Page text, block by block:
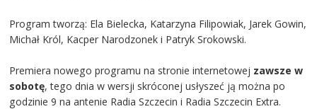
Program tworzą: Ela Bielecka, Katarzyna Filipowiak, Jarek Gowin,
Michał Król, Kacper Narodzonek i Patryk Srokowski.
Premiera nowego programu na stronie internetowej zawsze w
sobotę, tego dnia w wersji skróconej usłyszeć ją można po
godzinie 9 na antenie Radia Szczecin i Radia Szczecin Extra.